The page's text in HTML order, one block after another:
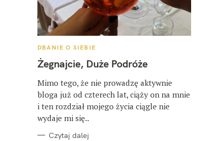
K
T
E
O
R
I
E
DBANIE O SIEBIE
Żegnajcie, Duże Podróże
Mimo tego, że nie prowadzę aktywnie
bloga już od czterech lat, ciąży on na mnie
i ten rozdział mojego życia ciągle nie
wydaje mi się..
Czytaj dalej